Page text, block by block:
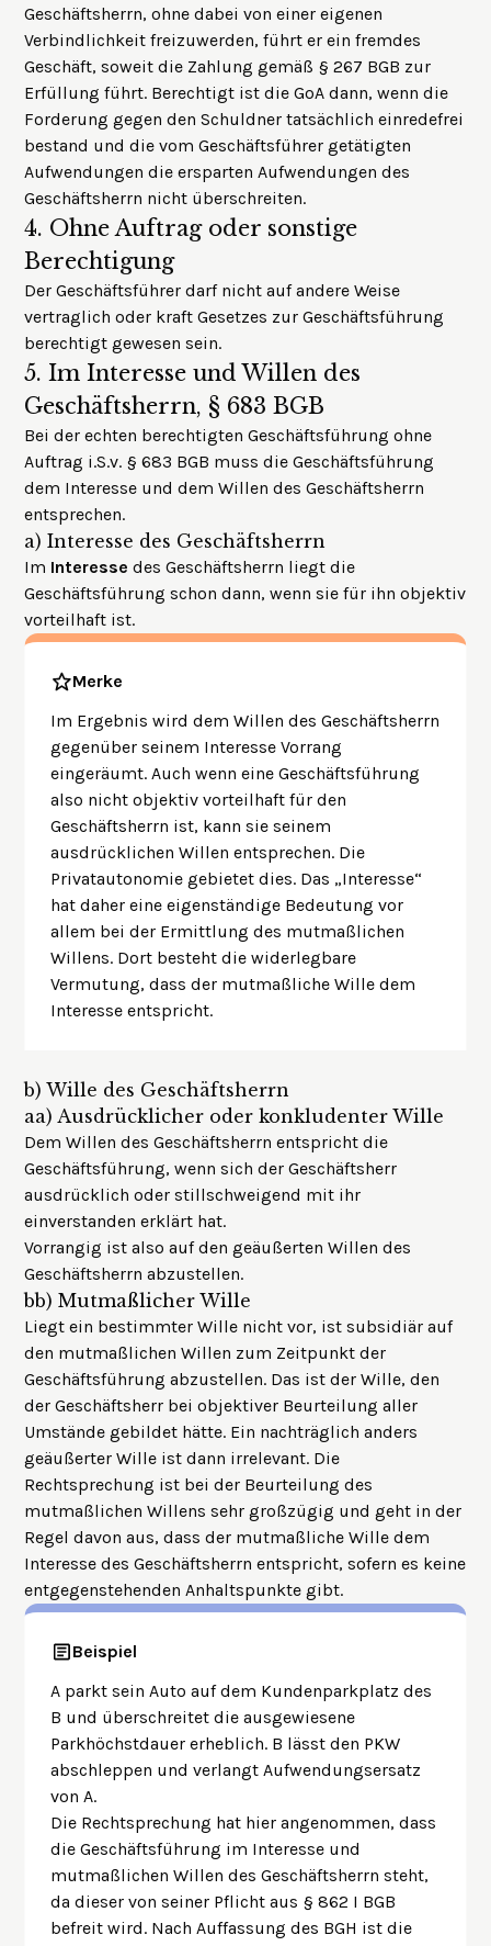
Geschäftsherrn, ohne dabei von einer eigenen
Verbindlichkeit freizuwerden, führt er ein fremdes
Geschäft, soweit die Zahlung gemäß § 267 BGB zur
Erfüllung führt. Berechtigt ist die GoA dann, wenn die
Forderung gegen den Schuldner tatsächlich einredefrei
bestand und die vom Geschäftsführer getätigten
Aufwendungen die ersparten Aufwendungen des
Geschäftsherrn nicht überschreiten.
4. Ohne Auftrag oder sonstige
Berechtigung
Der Geschäftsführer darf nicht auf andere Weise
vertraglich oder kraft Gesetzes zur Geschäftsführung
berechtigt gewesen sein.
5. Im Interesse und Willen des
Geschäftsherrn, § 683 BGB
Bei der echten berechtigten Geschäftsführung ohne
Auftrag i.S.v. § 683 BGB muss die Geschäftsführung
dem Interesse und dem Willen des Geschäftsherrn
entsprechen.
a) Interesse des Geschäftsherrn
Im Interessedes Geschäftsherrn liegt die
Geschäftsführung schon dann, wenn sie für ihn objektiv
vorteilhaft ist.
Merke
Im Ergebnis wird dem Willen des Geschäftsherrn
gegenüber seinem Interesse Vorrang
eingeräumt. Auch wenn eine Geschäftsführung
also nicht objektiv vorteilhaft für den
Geschäftsherrn ist, kann sie seinem
ausdrücklichen Willen entsprechen. Die
Privatautonomie gebietet dies. Das „Interesse“
hat daher eine eigenständige Bedeutung vor
allem bei der Ermittlung des mutmaßlichen
Willens. Dort besteht die widerlegbare
Vermutung, dass der mutmaßliche Wille dem
Interesse entspricht.
b) Wille des Geschäftsherrn
aa) Ausdrücklicher oder konkludenter Wille
Dem Willen des Geschäftsherrn entspricht die
Geschäftsführung, wenn sich der Geschäftsherr
ausdrücklich oder stillschweigend mit ihr
einverstanden erklärt hat.
Vorrangig ist also auf den geäußerten Willen des
Geschäftsherrn abzustellen.
bb) Mutmaßlicher Wille
Liegt ein bestimmter Wille nicht vor, ist subsidiär auf
den mutmaßlichen Willen zum Zeitpunkt der
Geschäftsführung abzustellen. Das ist der Wille, den
der Geschäftsherr bei objektiver Beurteilung aller
Umstände gebildet hätte. Ein nachträglich anders
geäußerter Wille ist dann irrelevant. Die
Rechtsprechung ist bei der Beurteilung des
mutmaßlichen Willens sehr großzügig und geht in der
Regel davon aus, dass der mutmaßliche Wille dem
Interesse des Geschäftsherrn entspricht, sofern es keine
entgegenstehenden Anhaltspunkte gibt.
Beispiel
A parkt sein Auto auf dem Kundenparkplatz des
B und überschreitet die ausgewiesene
Parkhöchstdauer erheblich. B lässt den PKW
abschleppen und verlangt Aufwendungsersatz
von A.
Die Rechtsprechung hat hier angenommen, dass
die Geschäftsführung im Interesse und
mutmaßlichen Willen des Geschäftsherrn steht,
da dieser von seiner Pflicht aus § 862 I BGB
befreit wird. Nach Auffassung des BGH ist die